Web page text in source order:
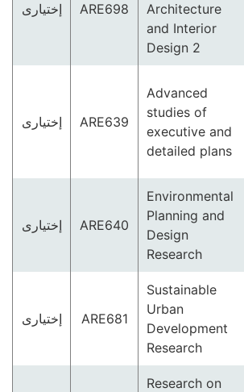
Architecture
and Interior
Design 2
ARE698 إختيارى
Advanced
studies of
executive and
detailed plans
ARE639 إختيارى
Environmental
Planning and
Design
Research
ARE640 إختيارى
Sustainable
Urban
Development
Research
ARE681 إختيارى
Research on